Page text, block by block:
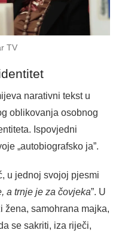
TV
narativni tekst u
oblikovanja osobnog
Ispovjedni
„autobiografsko ja”.
u jednoj svojoj pjesmi
a trnje je za čovjeka”. U
žena, samohrana majka,
se sakriti, iza riječi,